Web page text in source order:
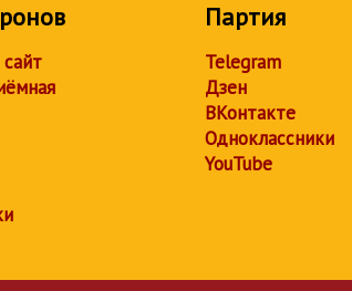
Партия
Telegram
Дзен
ВКонтакте
Одноклассники
YouTube